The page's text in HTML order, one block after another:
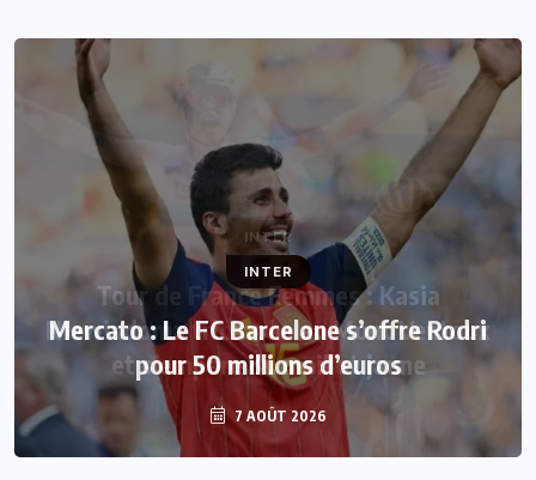
INTER
Mercato : Le FC Barcelone s’offre Rodri
pour 50 millions d’euros
7 AOÛT 2026